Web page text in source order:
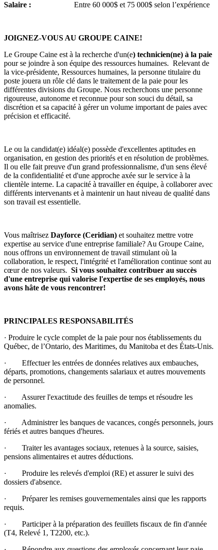
Salaire : Entre 60 000$ et 75 000$ selon l’expérience
JOIGNEZ-VOUS AU GROUPE CAINE!
Le Groupe Caine est à la recherche d'un(e) technicien(ne) à la paie
pour se joindre à son équipe des ressources humaines. Relevant de
la vice-présidente, Ressources humaines, la personne titulaire du
poste jouera un rôle clé dans le traitement de la paie pour les
différentes divisions du Groupe. Nous recherchons une personne
rigoureuse, autonome et reconnue pour son souci du détail, sa
discrétion et sa capacité à gérer un volume important de paies avec
précision et efficacité.
Le ou la candidat(e) idéal(e) possède d'excellentes aptitudes en
organisation, en gestion des priorités et en résolution de problèmes.
Il ou elle fait preuve d'un grand professionnalisme, d'un sens élevé
de la confidentialité et d'une approche axée sur le service à la
clientèle interne. La capacité à travailler en équipe, à collaborer avec
différents intervenants et à maintenir un haut niveau de qualité dans
son travail est essentielle.
Vous maîtrisez Dayforce (Ceridian) et souhaitez mettre votre
expertise au service d'une entreprise familiale? Au Groupe Caine,
nous offrons un environnement de travail stimulant où la
collaboration, le respect, l'intégrité et l'amélioration continue sont au
cœur de nos valeurs. Si vous souhaitez contribuer au succès
d'une entreprise qui valorise l'expertise de ses employés, nous
avons hâte de vous rencontrer!
PRINCIPALES RESPONSABILITÉS
· Produire le cycle complet de la paie pour nos établissements du
Québec, de l’Ontario, des Maritimes, du Manitoba et des États-Unis.
· Effectuer les entrées de données relatives aux embauches,
départs, promotions, changements salariaux et autres mouvements
de personnel.
· Assurer l'exactitude des feuilles de temps et résoudre les
anomalies.
· Administrer les banques de vacances, congés personnels, jours
fériés et autres banques d'heures.
· Traiter les avantages sociaux, retenues à la source, saisies,
pensions alimentaires et autres déductions.
· Produire les relevés d'emploi (RE) et assurer le suivi des
dossiers d'absence.
· Préparer les remises gouvernementales ainsi que les rapports
requis.
· Participer à la préparation des feuillets fiscaux de fin d'année
(T4, Relevé 1, T2200, etc.).